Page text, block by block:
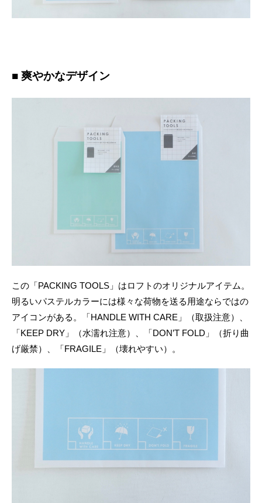
■ 爽やかなデザイン
この「PACKING TOOLS」はロフトのオリジナルアイテム。
明るいパステルカラーには様々な荷物を送る用途ならではの
アイコンがある。「HANDLE WITH CARE」（取扱注意）、
「KEEP DRY」（水濡れ注意）、「DON’T FOLD」（折り曲
げ厳禁）、「FRAGILE」（壊れやすい）。